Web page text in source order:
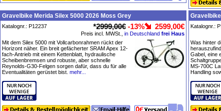
Gravelbike Merida Silex 5000 2026 Moss Grey
Katalognr.: P12237 *2999,00€ -13% 2599,00€
Preis incl. MWSt., in Deutschland frei Haus
Mit dem Silex 5000 mit Vollcarbonrahmen rückt der
Horizont näher. Ein breit gefächerter SRAM Apex 12-
fach-Antrieb mit einem Kettenblatt, hydraulische
Scheibenbremsen und robuste, aber schnelle
Reynolds-G30-Felgen sorgen dafür, dass du für alle
Eventualitäten gerüstet bist. mehr...
Katalognr.:
Was hinter
Gabel, eine
MS-700C
Handling